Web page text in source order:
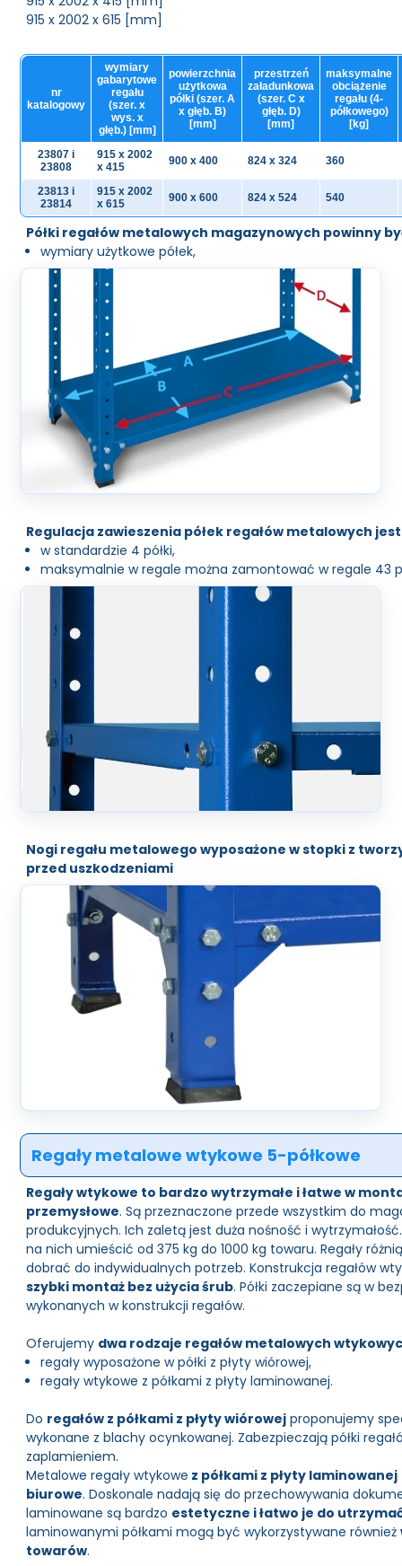
915 x 2002 x 615 [mm]
nr
katalogowy
wymiary
gabarytowe
regału
(szer. x
wys. x
głęb.) [mm]
powierzchnia
użytkowa
półki (szer. A
x głęb. B)
[mm]
przestrzeń
załadunkowa
(szer. C x
głęb. D)
[mm]
maksymalne
obciążenie
regału (4-
półkowego)
[kg]
23807 i
23808
915 x 2002
x 415
900 x 400 824 x 324 360
23813 i
23814
915 x 2002
x 615
900 x 600 824 x 524 540
Półki regałów metalowych magazynowych powinny
wymiary użytkowe półek,
Regulacja zawieszenia półek regałów metalowych
w standardzie 4 półki,
maksymalnie w regale można zamontować w regale 43
Nogi regału metalowego wyposażone w stopki z
przed uszkodzeniami
Regały metalowe wtykowe 5-półkowe
Regały wtykowe to bardzo wytrzymałe i łatwe w
przemysłowe. Są przeznaczone przede wszystkim do
produkcyjnych. Ich zaletą jest duża nośność i
na nich umieścić od 375 kg do 1000 kg towaru. Regały
dobrać do indywidualnych potrzeb. Konstrukcja regałów
szybki montaż bez użycia śrub. Półki zaczepiane są w
wykonanych w konstrukcji regałów.
Oferujemy dwa rodzaje regałów metalowych
regały wyposażone w półki z płyty wiórowej,
regały wtykowe z półkami z płyty laminowanej.
Do regałów z półkami z płyty wiórowej proponujemy
wykonane z blachy ocynkowanej. Zabezpieczają półki
zaplamieniem.
Metalowe regały wtykowe z półkami z płyty laminowanej
biurowe. Doskonale nadają się do przechowywania
laminowane są bardzo estetyczne i łatwo je do
laminowanymi półkami mogą być wykorzystywane również
towarów.